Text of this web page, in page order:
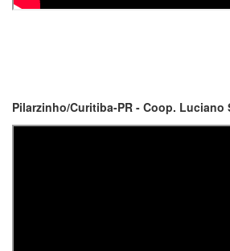
Pilarzinho/Curitiba-PR - Coop. Luciano